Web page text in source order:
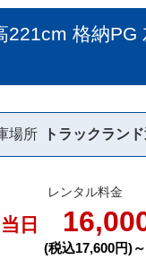
格納PG
場所 トラックランド
レンタル料金
当日
(税込17,600円)～